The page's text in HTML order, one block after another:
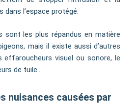
dans l’espace protégé.
sont les plus répandus en matière
mais il existe aussi d’autres
effaroucheurs visuel ou sonore, le
de tuile…
nuisances causées par